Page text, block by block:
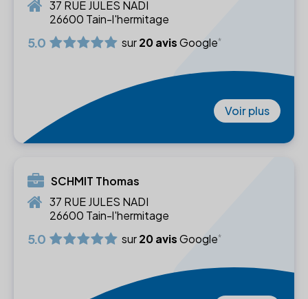
37 RUE JULES NADI
26600 Tain-l'hermitage
5.0 sur20 avisGoogle
Voir plus
SCHMIT Thomas
37 RUE JULES NADI
26600 Tain-l'hermitage
5.0 sur20 avisGoogle